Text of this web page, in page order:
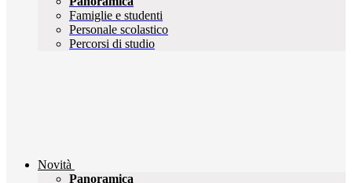
Famiglie e studenti
Personale scolastico
Percorsi di studio
Novità
Panoramica